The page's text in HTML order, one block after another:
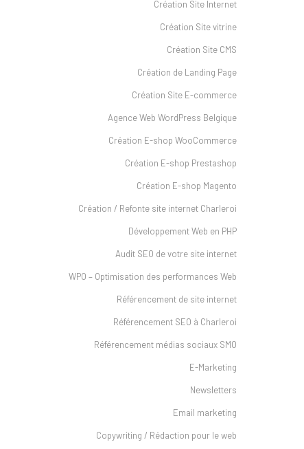
Création Site Internet
Création Site vitrine
Création Site CMS
Création de Landing Page
Création Site E-commerce
Agence Web WordPress Belgique
Création E-shop WooCommerce
Création E-shop Prestashop
Création E-shop Magento
Création / Refonte site internet Charleroi
Développement Web en PHP
Audit SEO de votre site internet
WPO – Optimisation des performances Web
Référencement de site internet
Référencement SEO à Charleroi
Référencement médias sociaux SMO
E-Marketing
Newsletters
Email marketing
Copywriting / Rédaction pour le web